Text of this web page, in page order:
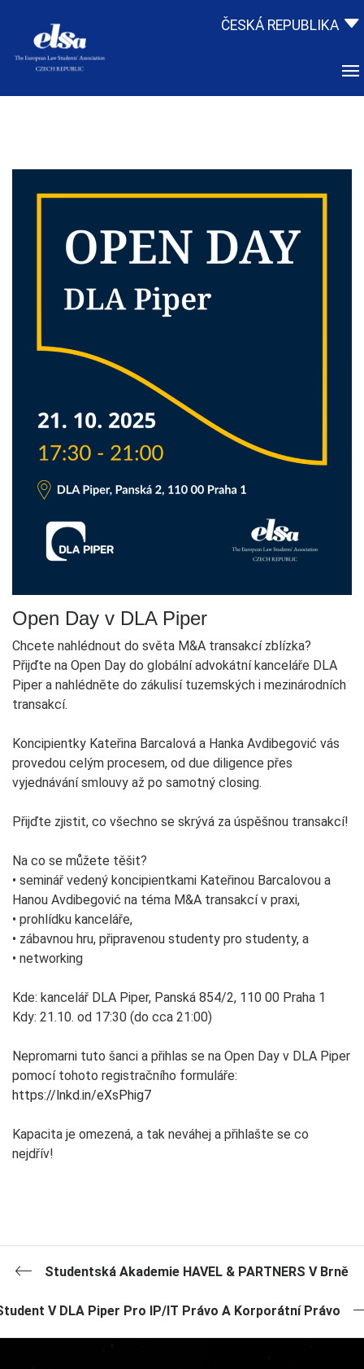
ČESKÁ REPUBLIKA
Open Day v DLA Piper
Chcete nahlédnout do světa M&A transakcí zblízka?
Přijďte na Open Day do globální advokátní kanceláře DLA
Piper a nahlédněte do zákulisí tuzemských i mezinárodních
transakcí.
Koncipientky Kateřina Barcalová a Hanka Avdibegović vás
provedou celým procesem, od due diligence přes
vyjednávání smlouvy až po samotný closing.
Přijďte zjistit, co všechno se skrývá za úspěšnou transakcí!
Na co se můžete těšit?
• seminář vedený koncipientkami Kateřinou Barcalovou a
Hanou Avdibegović na téma M&A transakcí v praxi,
• prohlídku kanceláře,
• zábavnou hru, připravenou studenty pro studenty, a
• networking
Kde: kancelář DLA Piper, Panská 854/2, 110 00 Praha 1
Kdy: 21.10. od 17:30 (do cca 21:00)
Nepromarni tuto šanci a přihlas se na Open Day v DLA Piper
pomocí tohoto registračního formuláře:
https://lnkd.in/eXsPhig7
Kapacita je omezená, a tak neváhej a přihlašte se co
nejdřív!
Studentská Akademie HAVEL & PARTNERS V Brně
V DLA Piper Pro IP/IT Právo A Korporátní Právo